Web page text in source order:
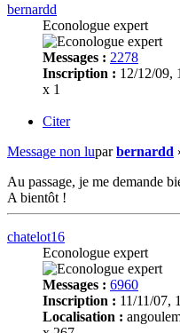
bernardd
Econologue expert
Messages : 2278
Inscription : 12/12/09,
x 1
Citer
Message non luparbernardd
Au passage, je me demande
A bientôt !
chatelot16
Econologue expert
Messages : 6960
Inscription : 11/11/07,
Localisation :